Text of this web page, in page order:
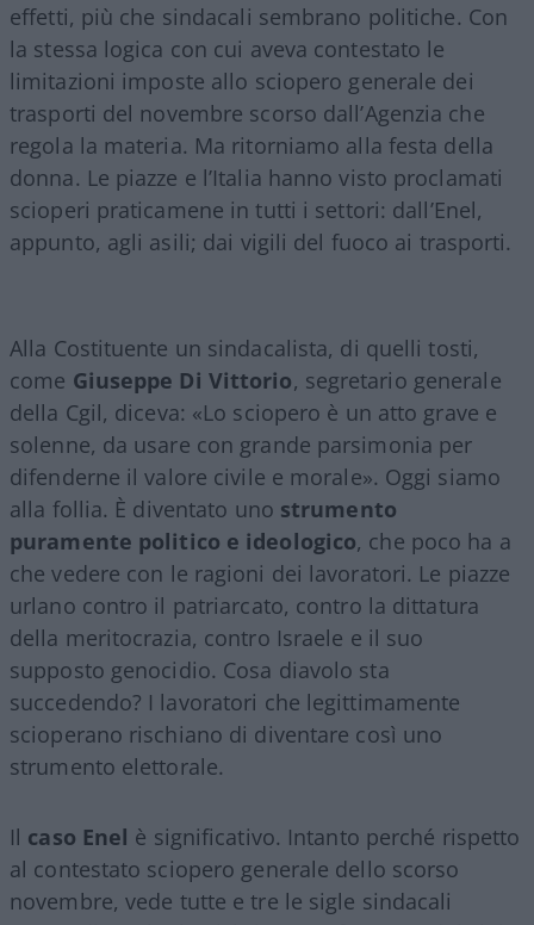
effetti, più che sindacali sembrano politiche. Con
la stessa logica con cui aveva contestato le
limitazioni imposte allo sciopero generale dei
trasporti del novembre scorso dall’Agenzia che
regola la materia. Ma ritorniamo alla festa della
donna. Le piazze e l’Italia hanno visto proclamati
scioperi praticamene in tutti i settori: dall’Enel,
appunto, agli asili; dai vigili del fuoco ai trasporti.
Alla Costituente un sindacalista, di quelli tosti,
come Giuseppe Di Vittorio, segretario generale
della Cgil, diceva: «Lo sciopero è un atto grave e
solenne, da usare con grande parsimonia per
difenderne il valore civile e morale». Oggi siamo
alla follia. È diventato uno strumento
puramente politico e ideologico, che poco ha a
che vedere con le ragioni dei lavoratori. Le piazze
urlano contro il patriarcato, contro la dittatura
della meritocrazia, contro Israele e il suo
supposto genocidio. Cosa diavolo sta
succedendo? I lavoratori che legittimamente
scioperano rischiano di diventare così uno
strumento elettorale.
Il caso Enel è significativo. Intanto perché rispetto
al contestato sciopero generale dello scorso
novembre, vede tutte e tre le sigle sindacali